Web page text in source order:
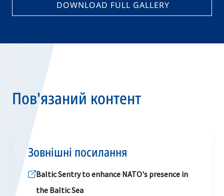
DOWNLOAD FULL GALLERY
Пов'язаний контент
Зовнішні посилання
Baltic Sentry to enhance NATO's presence in
the Baltic Sea